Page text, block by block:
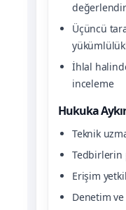
Üçüncü
İhlal
inceleme
Hukuka
Teknik
Tedbirlerin
Erişim
Denetim